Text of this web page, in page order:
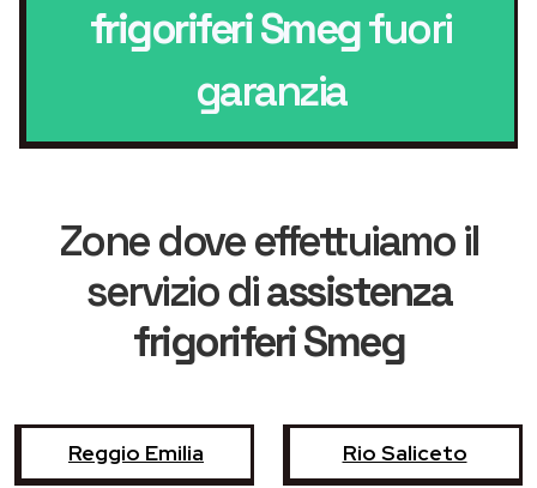
frigoriferi Smegfuori
garanzia
Zone dove effettuiamo il
servizio diassistenza
frigoriferi Smeg
Reggio Emilia Rio Saliceto